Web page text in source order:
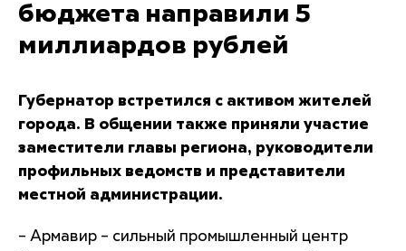
бюджета направили 5
миллиардов рублей
Губернатор встретился с активом жителей
города. В общении также приняли участие
заместители главы региона, руководители
профильных ведомств и представители
местной администрации.
– Армавир – сильный промышленный центр